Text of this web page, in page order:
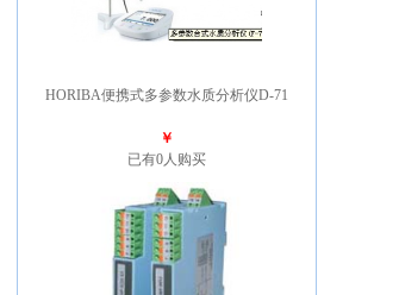
HORIBA便携式多参数水质分析仪D-71
￥
已有0人购买